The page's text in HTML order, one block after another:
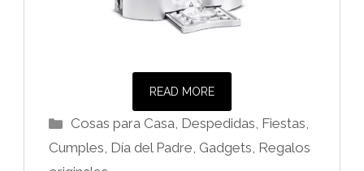
READ MORE
Categorías
Cosas para Casa, Despedidas, Fiestas,
Cumples, Día del Padre, Gadgets, Regalos